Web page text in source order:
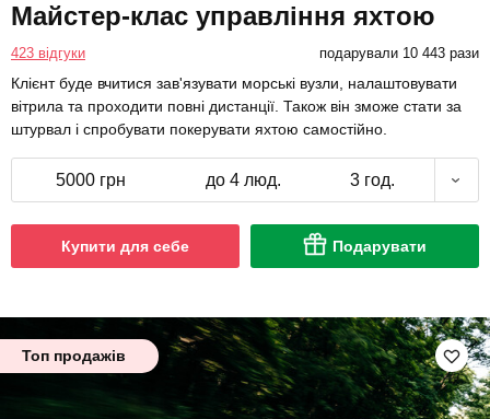
Майстер-клас управління яхтою
423 відгуки подарували 10 443 рази
Клієнт буде вчитися зав'язувати морські вузли, налаштовувати
вітрила та проходити повні дистанції. Також він зможе стати за
штурвал і спробувати покерувати яхтою самостійно.
5000 грн до 4 люд. 3 год.
Купити для себе Подарувати
Топ продажів